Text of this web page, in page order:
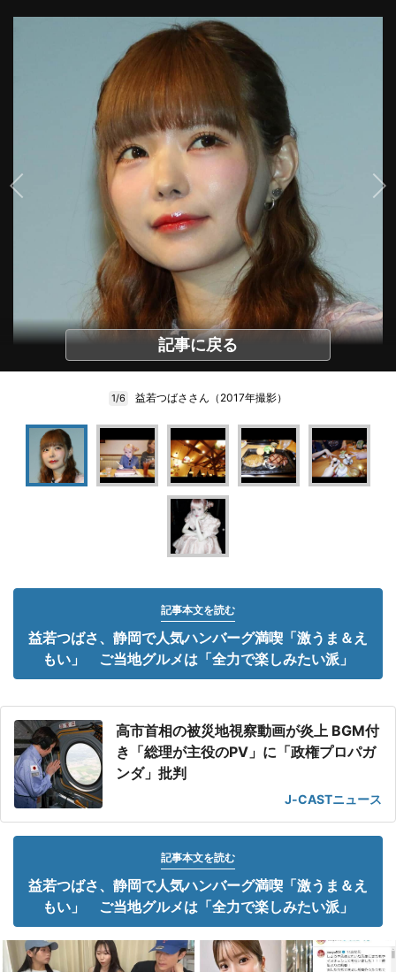
記事に戻る
1/6 益若つばささん（2017年撮影）
記事本文を読む
益若つばさ、静岡で人気ハンバーグ満喫「激うま＆え
もい」 ご当地グルメは「全力で楽しみたい派」
高市首相の被災地視察動画が炎上 BGM付
き「総理が主役のPV」に「政権プロパガ
ンダ」批判
J-CASTニュース
記事本文を読む
益若つばさ、静岡で人気ハンバーグ満喫「激うま＆え
もい」 ご当地グルメは「全力で楽しみたい派」